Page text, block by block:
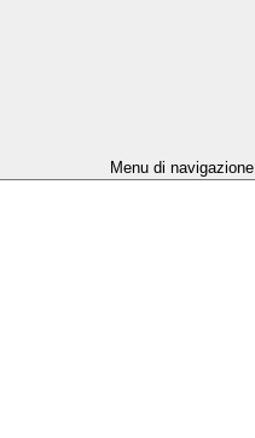
Menu di navigazione